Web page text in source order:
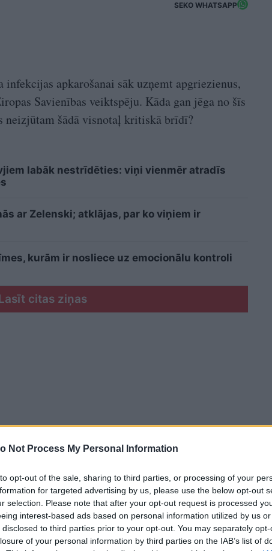
Not Process My Personal Information
opt-out of the sale, sharing to third parties, or processing of your
for targeted advertising by us, please use the below opt-out
selection. Please note that after your opt-out request is processed
interest-based ads based on personal information utilized by us
disclosed to third parties prior to your opt-out. You may separately
of your personal information by third parties on the IAB’s list of
SEKO WHATSAPP
apkarošanai sāk uzņemt apgriezienus,
Savienības veiktspēju. Kāda gan jēga no šīs
neizjūtam šādā visnotaļ kritiskā brīdī?
labāk nestrīdēties: viņi vienmēr atradīs
ar Zelenski; atklājas, par ko viņiem ir
kurām ir nosliece uz emocionālu kontroli
citas ziņas
un Polijas robežas veidojas Latvijas